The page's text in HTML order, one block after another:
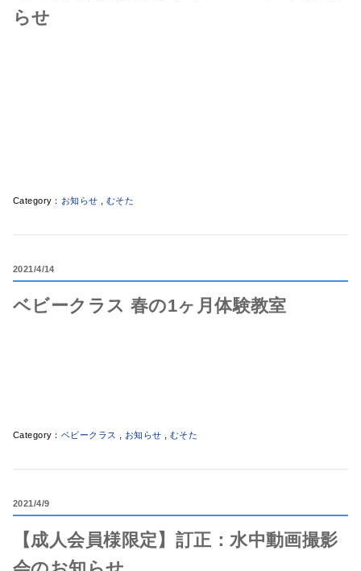
らせ
お知らせ むそた
2021 4/14
ベビークラス 春の1ヶ月体験教室
ベビークラス お知らせ むそた
2021 4/9
【成人会員様限定】訂正：水中動画撮影